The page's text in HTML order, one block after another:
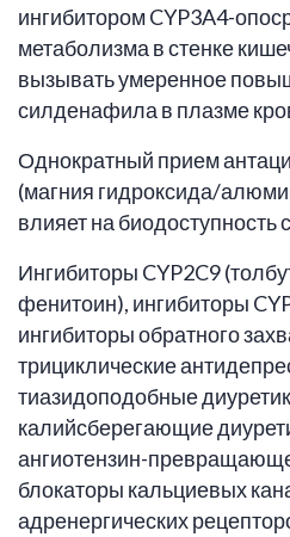
ингибитором CYP3A4-
метаболизма в стенке
вызывать умеренное
силденафила в плазме
Однократный прием
(магния гидроксида/
влияет на
Ингибиторы CYP2C9
фенитоин), ингибиторы
ингибиторы обратного
трициклические
тиазидоподобные
калийсберегающие
ангиотензин-
блокаторы кальциевых
адренергических